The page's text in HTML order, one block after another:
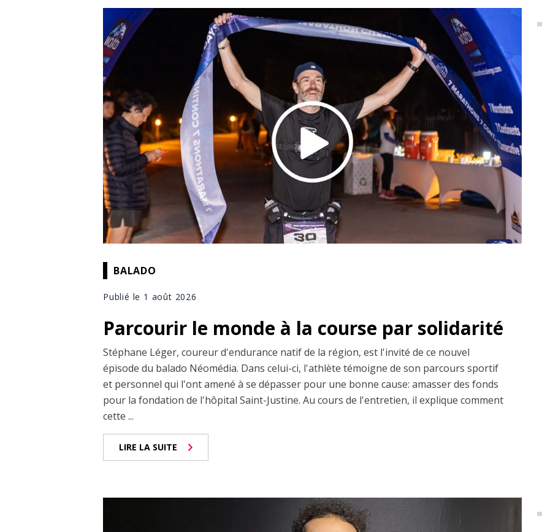
BALADO
Publié le 1 août 2026
Parcourir le monde à la course par solidarité
Stéphane Léger, coureur d'endurance natif de la région, est l'invité de ce nouvel
épisode du balado Néomédia. Dans celui-ci, l'athlète témoigne de son parcours sportif
et personnel qui l'ont amené à se dépasser pour une bonne cause: amasser des fonds
pour la fondation de l'hôpital Saint-Justine. Au cours de l'entretien, il explique comment
cette ...
LIRE LA SUITE